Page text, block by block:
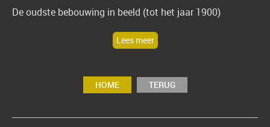
De oudste bebouwing in beeld (tot het jaar 1900)
Lees meer
HOME TERUG